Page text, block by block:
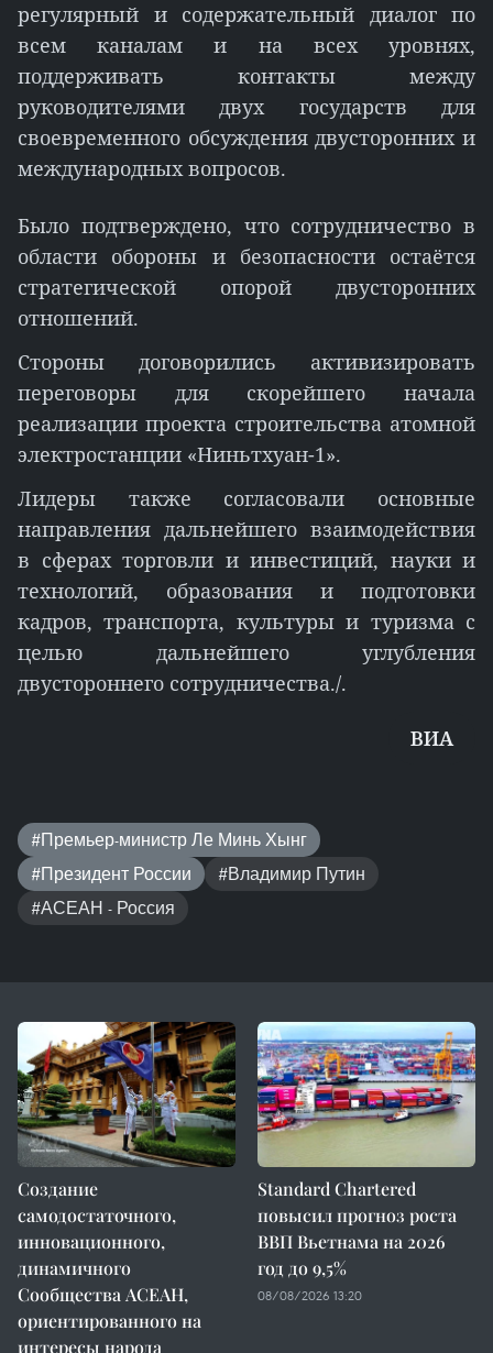
регулярный и содержательный диалог по
всем каналам и на всех уровнях,
поддерживать контакты между
руководителями двух государств для
своевременного обсуждения двусторонних и
международных вопросов.
Было подтверждено, что сотрудничество в
области обороны и безопасности остаётся
стратегической опорой двусторонних
отношений.
Стороны договорились активизировать
переговоры для скорейшего начала
реализации проекта строительства атомной
электростанции «Ниньтхуан-1».
Лидеры также согласовали основные
направления дальнейшего взаимодействия
в сферах торговли и инвестиций, науки и
технологий, образования и подготовки
кадров, транспорта, культуры и туризма с
целью дальнейшего углубления
двустороннего сотрудничества./.
ВИA
#Премьер-министр Ле Минь Хынг
#Президент России
#Владимир Путин
#АСЕАН - Россия
Создание
самодостаточного,
инновационного,
динамичного
Сообщества АСЕАН,
ориентированного на
интересы народа
Standard Chartered
повысил прогноз роста
ВВП Вьетнама на 2026
год до 9,5%
08/08/2026 13:20